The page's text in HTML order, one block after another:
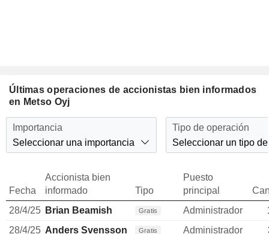
Últimas operaciones de accionistas bien informados
en Metso Oyj
Importancia
Seleccionar una importancia
Tipo de operación
Seleccionar un tipo
Fecha
Accionista bien
informado
Tipo
Puesto
principal
28/4/25 Brian Beamish Gratis Administrador
28/4/25 Anders Svensson Gratis Administrador